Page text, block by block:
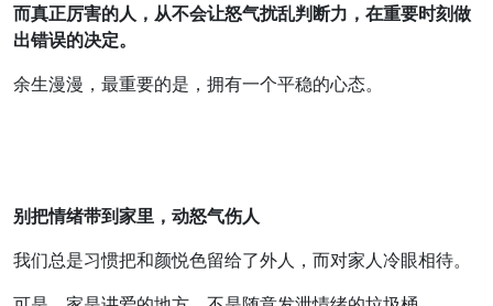
而真正厉害的人，从不会让怒气扰乱判断力，在重要时刻做
出错误的决定。
余生漫漫，最重要的是，拥有一个平稳的心态。
别把情绪带到家里，动怒气伤人
我们总是习惯把和颜悦色留给了外人，而对家人冷眼相待。